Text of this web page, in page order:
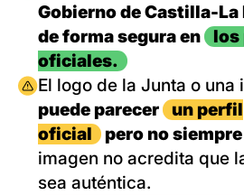
Gobierno de Castilla-La
de forma segura en
los
oficiales.
Imagen
El logo de la Junta o una
puede parecer
un perfil
oficial
pero no
imagen no acredita que
sea auténtica.